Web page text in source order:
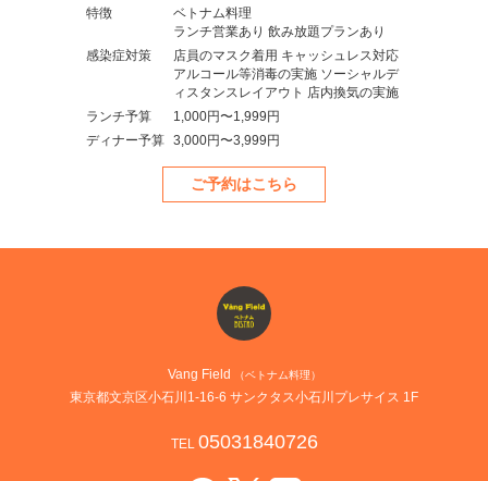
特徴
ベトナム料理
ランチ営業あり 飲み放題プランあり
感染症対策
店員のマスク着用 キャッシュレス対応
アルコール等消毒の実施 ソーシャルデ
ィスタンスレイアウト 店内換気の実施
ランチ予算
1,000円〜1,999円
ディナー予算 3,000円〜3,999円
ご予約はこちら
Vang Field （ベトナム料理）
東京都文京区小石川1-16-6 サンクタス小石川プレサイス 1F
TEL 05031840726